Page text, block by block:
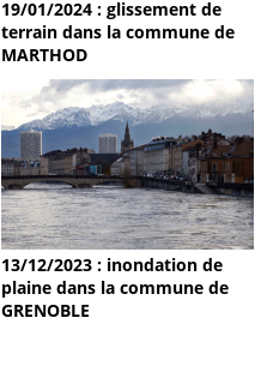
19/01/2024 : glissement de
terrain dans la commune de
MARTHOD
13/12/2023 : inondation de
plaine dans la commune de
GRENOBLE